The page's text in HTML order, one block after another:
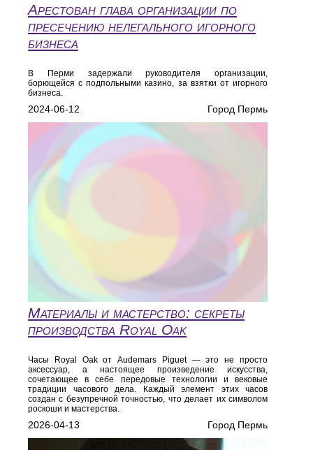
Арестован глава организации по
пресечению нелегального игорного
бизнеса
В Перми задержали руководителя организации,
борющейся с подпольными казино, за взятки от игорного
бизнеса.
2024-06-12 Город Пермь
Материалы и мастерство: секреты
производства Royal Oak
Часы Royal Oak от Audemars Piguet — это не просто
аксессуар, а настоящее произведение искусства,
сочетающее в себе передовые технологии и вековые
традиции часового дела. Каждый элемент этих часов
создан с безупречной точностью, что делает их символом
роскоши и мастерства.
2026-04-13 Город Пермь